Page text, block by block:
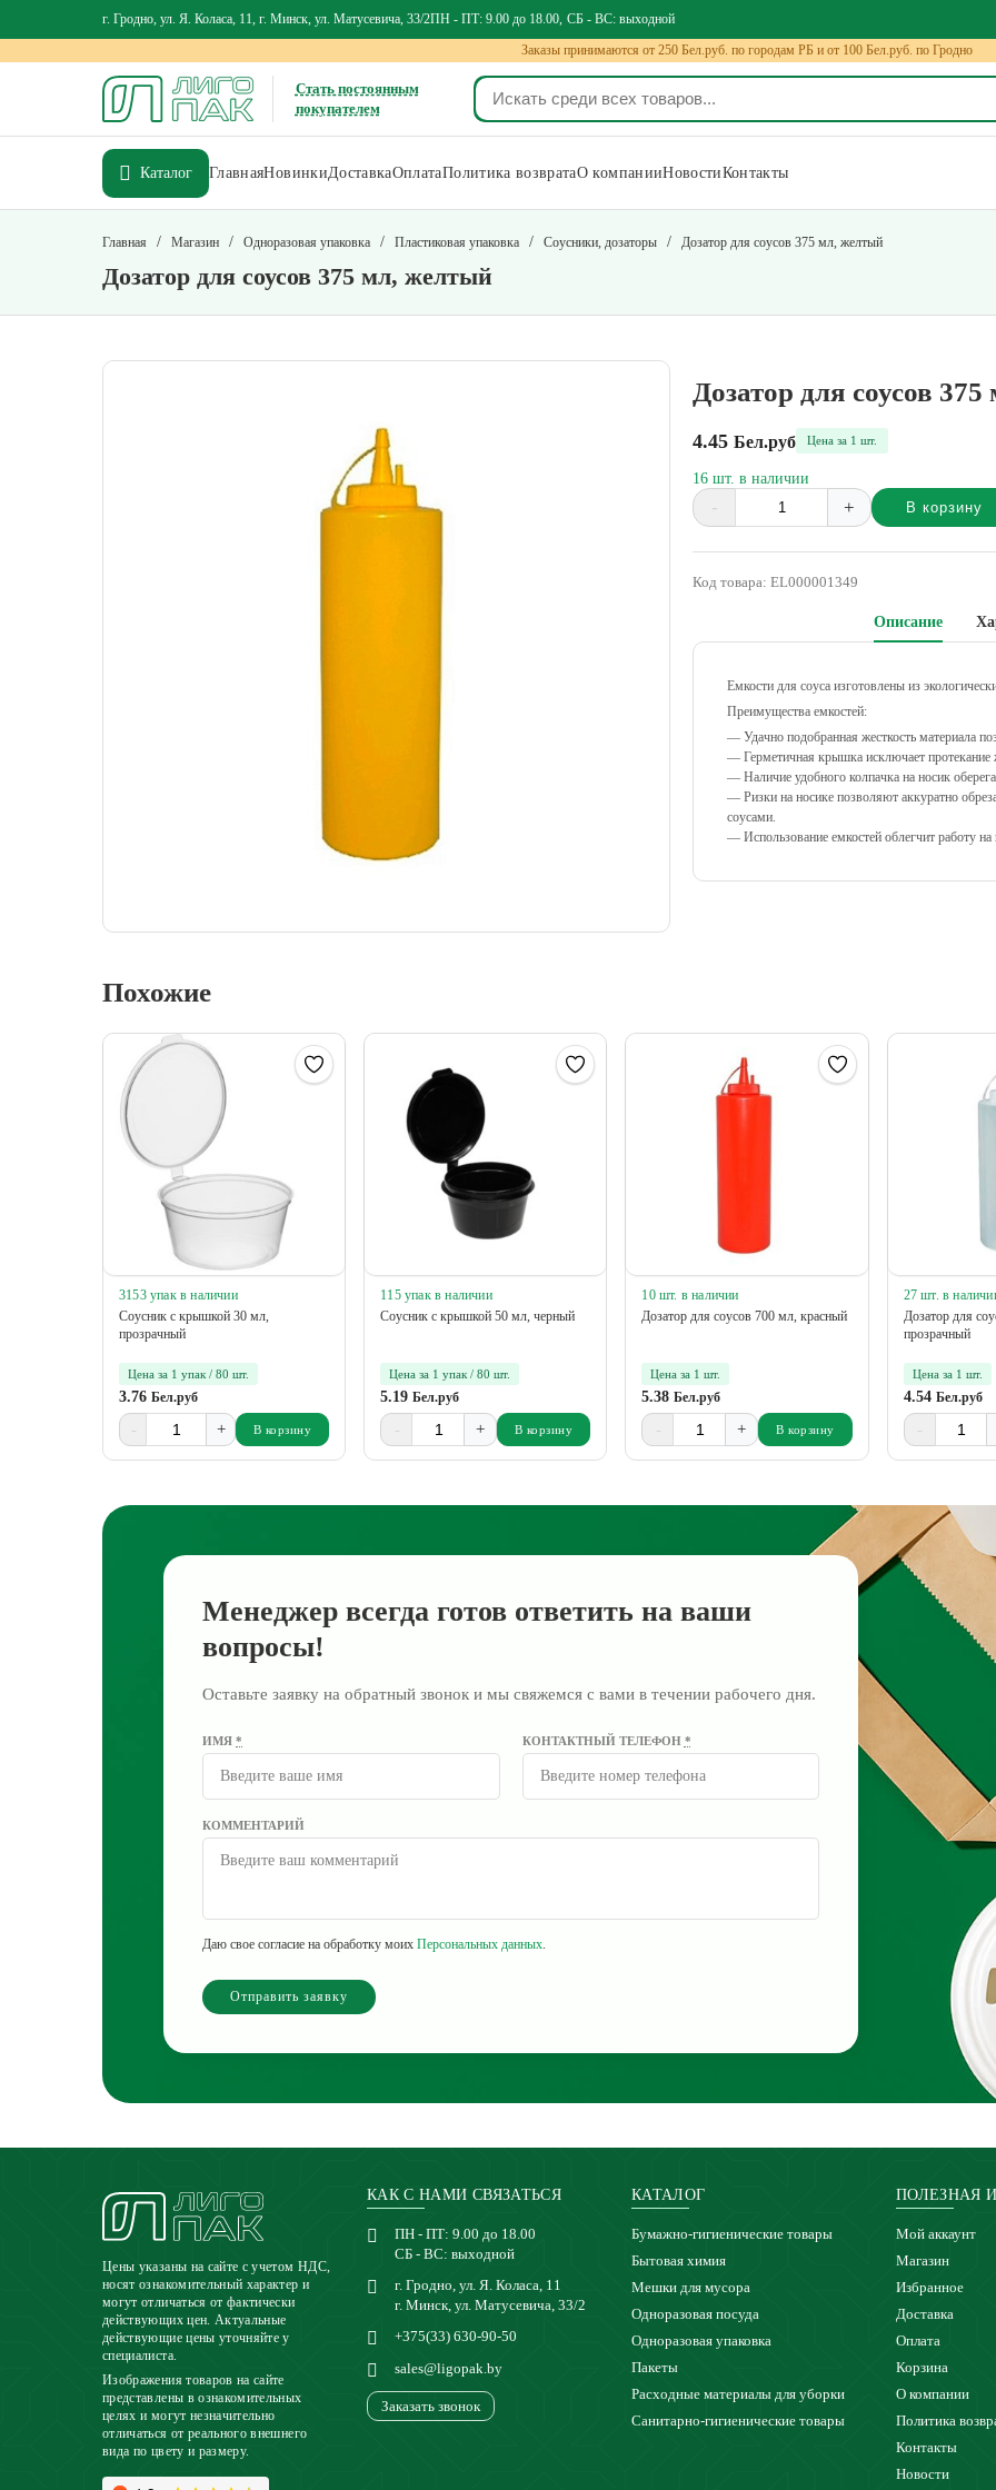
г. Гродно, ул. Я. Коласа, 11, г. Минск, ул. Матусевича, 33/2ПН - ПТ: 9.00 до 18.00 СБ - ВС: выходной
Заказы принимаются от 250 Бел.руб. по городам РБ и от 100 Бел.руб. по Гродно
Стать постоянным
покупателем
Каталог ГлавнаяНовинкиДоставкаОплатаПолитика возвратаО компанииНовостиКонтакты
Главная / Магазин / Одноразовая упаковка / Пластиковая упаковка / Соусники, дозаторы / Дозатор для соусов 375 мл, желтый
Дозатор для соусов 375 мл, желтый
Дозатор для соусов
4.45 Бел.руб Цена за 1 шт.
16 шт. в наличии
- + В корзину
Alternative:
Код товара: EL000001349
Описание
Емкости для соуса изготовлены из
Преимущества емкостей:
— Удачно подобранная жесткость материала
— Герметичная крышка исключает протекание
— Наличие удобного колпачка на носик
— Ризки на носике позволяют аккуратно
соусами.
— Использование емкостей облегчит работу
Похожие
3153 упак в наличии
Соусник c крышкой 30 мл,
прозрачный
Цена за 1 упак / 80 шт.
3.76 Бел.руб
- + В корзину
115 упак в наличии
Соусник c крышкой 50 мл, черный
Цена за 1 упак / 80 шт.
5.19Бел.руб
- + В корзину
10 шт. в наличии
Дозатор для соусов 700 мл, красный
Цена за 1 шт.
5.38Бел.руб
- + В корзину
27 шт. в
Дозатор для
прозрачный
Цена за 1 шт.
4.54 Бел.руб
-
Менеджер всегда готов ответить на ваши
вопросы!
Оставьте заявку на обратный звонок и мы свяжемся с вами в течении рабочего дня.
ИМЯ * КОНТАКТНЫЙ ТЕЛЕФОН *
КОММЕНТАРИЙ
Даю свое согласие на обработку моих Персональных данных.
Отправить заявку
Цены указаны на сайте с учетом НДС,
носят ознакомительный характер и
могут отличаться от фактически
действующих цен. Актуальные
действующие цены уточняйте у
специалиста.
Изображения товаров на сайте
представлены в ознакомительных
целях и могут незначительно
отличаться от реального внешнего
вида по цвету и размеру.
КАК С НАМИ СВЯЗАТЬСЯ
ПН - ПТ: 9.00 до 18.00
СБ - ВС: выходной
г. Гродно, ул. Я. Коласа, 11
г. Минск, ул. Матусевича, 33/2
+375(33) 630-90-50
sales@ligopak.by
Заказать звонок
КАТАЛОГ
Бумажно-гигиенические товары
Бытовая химия
Мешки для мусора
Одноразовая посуда
Одноразовая упаковка
Пакеты
Расходные материалы для уборки
Санитарно-гигиенические товары
ПОЛЕЗНАЯ
Мой аккаунт
Магазин
Избранное
Доставка
Оплата
Корзина
О компании
Политика
Контакты
Новости